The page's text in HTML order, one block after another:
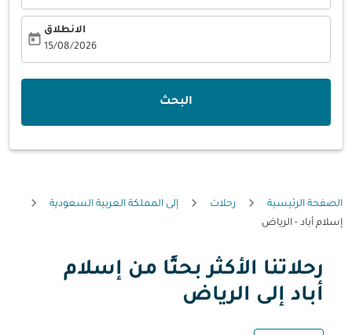
الانطلاق
15/08/2026
today
البحث
الصفحة الرئيسية رحلات
إلى المملكة العربية السعودية
إسلام أباد - الرياض
رحلاتنا الأكثر بحثًا من إسلام
أباد إلى الرياض
حاول شهر آخر أو تفاعل مع الأيام أدناه للحصول على العروض.